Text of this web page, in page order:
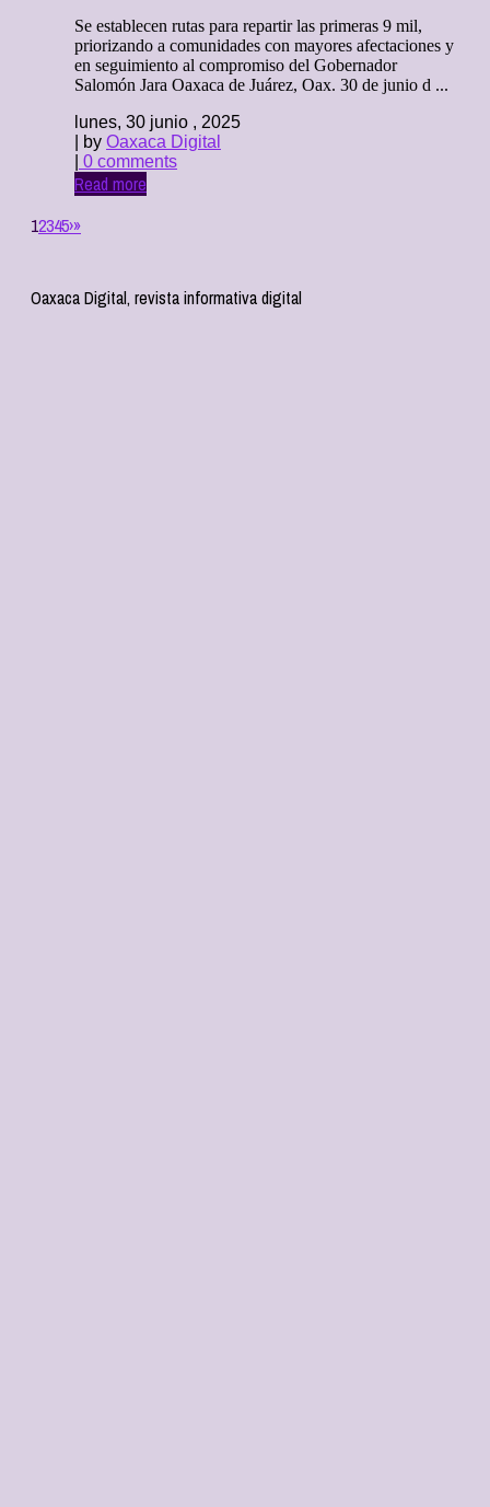
Se establecen rutas para repartir las primeras 9 mil,
priorizando a comunidades con mayores afectaciones y
en seguimiento al compromiso del Gobernador
Salomón Jara Oaxaca de Juárez, Oax. 30 de junio d ...
lunes, 30 junio , 2025
| by Oaxaca Digital
0 comments
Read more
12345›»
Oaxaca Digital, revista informativa digital